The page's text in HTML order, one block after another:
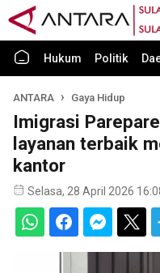
Hukum Politik
ANTARA Gaya Hidup
Imigrasi
layanan terbaik
kantor
Selasa, 28 April 2026